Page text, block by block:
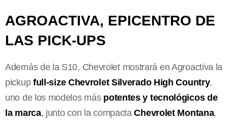
AGROACTIVA, EPICENTRO DE
LAS PICK-UPS
Además de la S10, Chevrolet mostrará en Agroactiva la
pickup full-size Chevrolet Silverado High Country,
uno de los modelos máspotentes y tecnológicos de
la marca, junto con la compactaChevrolet Montana,